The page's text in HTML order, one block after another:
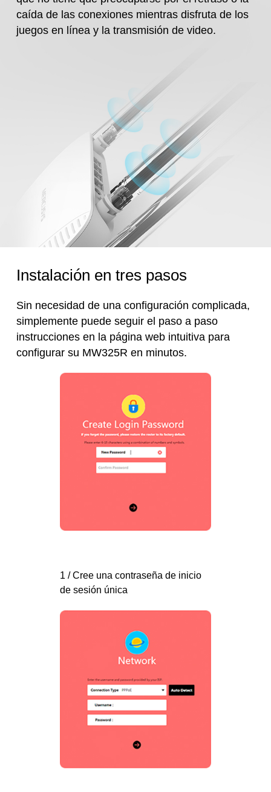
caída de las conexiones mientras disfruta de los
juegos en línea y la transmisión de video.
Instalación en tres pasos
Sin necesidad de una configuración complicada,
simplemente puede seguir el paso a paso
instrucciones en la página web intuitiva para
configurar su MW325R en minutos.
1 / Cree una contraseña de inicio
de sesión única